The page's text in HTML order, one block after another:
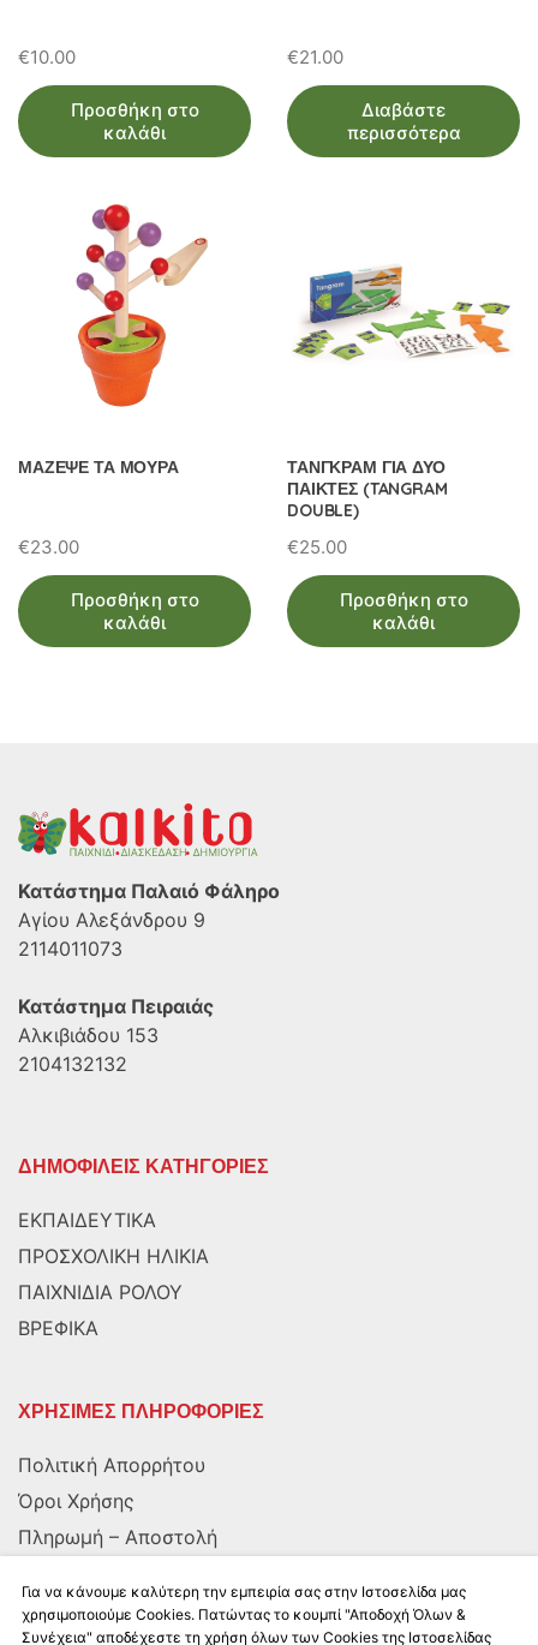
€10.00
Προσθήκη στο
καλάθι
€21.00
Διαβάστε
περισσότερα
ΜΑΖΕΨΕ ΤΑ ΜΟΥΡΑ
€23.00
Προσθήκη στο
καλάθι
ΤΑΝΓΚΡΑΜ ΓΙΑ ΔΥΟ
ΠΑΙΚΤΕΣ (TANGRAM
DOUBLE)
€25.00
Προσθήκη στο
καλάθι
Κατάστημα Παλαιό Φάληρο
Αγίου Αλεξάνδρου 9
2114011073
Κατάστημα Πειραιάς
Αλκιβιάδου 153
2104132132
ΔΗΜΟΦΙΛΕΙΣ ΚΑΤΗΓΟΡΙΕΣ
ΕΚΠΑΙΔΕΥΤΙΚΑ
ΠΡΟΣΧΟΛΙΚΗ ΗΛΙΚΙΑ
ΠΑΙΧΝΙΔΙΑ ΡΟΛΟΥ
ΒΡΕΦΙΚΑ
ΧΡΗΣΙΜΕΣ ΠΛΗΡΟΦΟΡΙΕΣ
Πολιτική Απορρήτου
Όροι Χρήσης
Πληρωμή – Αποστολή
Για να κάνουμε καλύτερη την εμπειρία σας στην Ιστοσελίδα μας
χρησιμοποιούμε Cookies. Πατώντας το κουμπί "Αποδοχή Όλων &
Συνέχεια" αποδέχεστε τη χρήση όλων των Cookies της Ιστοσελίδας